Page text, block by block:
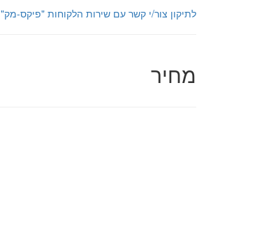
לתיקון צור/י קשר עם שירות הלקוחות "פיקס-מק"
מחיר